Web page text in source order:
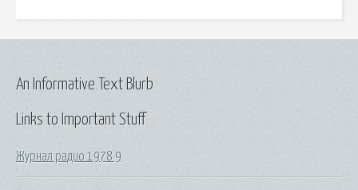
Links to Important Stuff
Журнал радио 1978 9
An Informative Text Blurb